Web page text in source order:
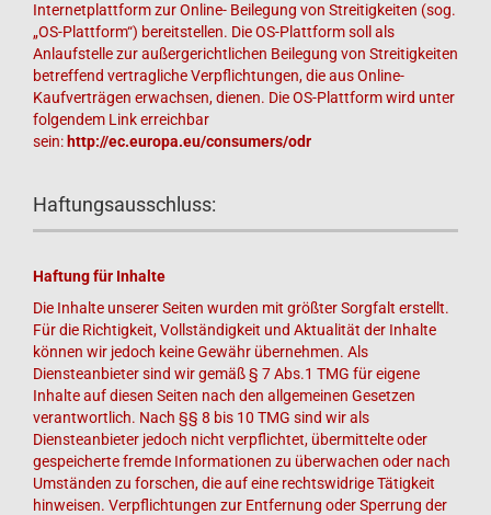
Internetplattform zur Online- Beilegung von Streitigkeiten (sog.
„OS-Plattform“) bereitstellen. Die OS-Plattform soll als
Anlaufstelle zur außergerichtlichen Beilegung von Streitigkeiten
betreffend vertragliche Verpflichtungen, die aus Online-
Kaufverträgen erwachsen, dienen. Die OS-Plattform wird unter
folgendem Link erreichbar
sein: http://ec.europa.eu/consumers/odr
Haftungsausschluss:
Haftung für Inhalte
Die Inhalte unserer Seiten wurden mit größter Sorgfalt erstellt.
Für die Richtigkeit, Vollständigkeit und Aktualität der Inhalte
können wir jedoch keine Gewähr übernehmen. Als
Diensteanbieter sind wir gemäß § 7 Abs.1 TMG für eigene
Inhalte auf diesen Seiten nach den allgemeinen Gesetzen
verantwortlich. Nach §§ 8 bis 10 TMG sind wir als
Diensteanbieter jedoch nicht verpflichtet, übermittelte oder
gespeicherte fremde Informationen zu überwachen oder nach
Umständen zu forschen, die auf eine rechtswidrige Tätigkeit
hinweisen. Verpflichtungen zur Entfernung oder Sperrung der